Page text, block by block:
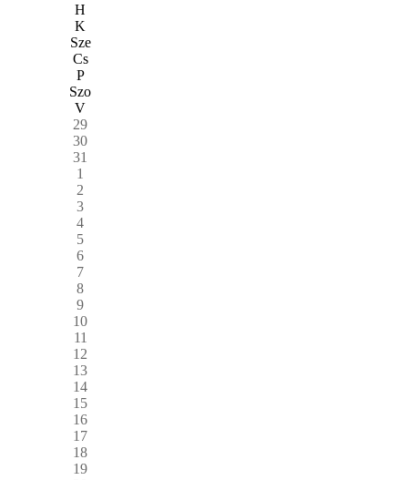
H
K
Sze
Cs
P
Szo
V
29
30
31
1
2
3
4
5
6
7
8
9
10
11
12
13
14
15
16
17
18
19